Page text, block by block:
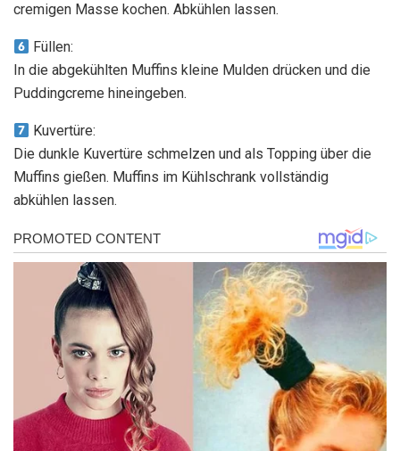
cremigen Masse kochen. Abkühlen lassen.
Füllen:
In die abgekühlten Muffins kleine Mulden drücken und die
Puddingcreme hineingeben.
Kuvertüre:
Die dunkle Kuvertüre schmelzen und als Topping über die
Muffins gießen. Muffins im Kühlschrank vollständig
abkühlen lassen.